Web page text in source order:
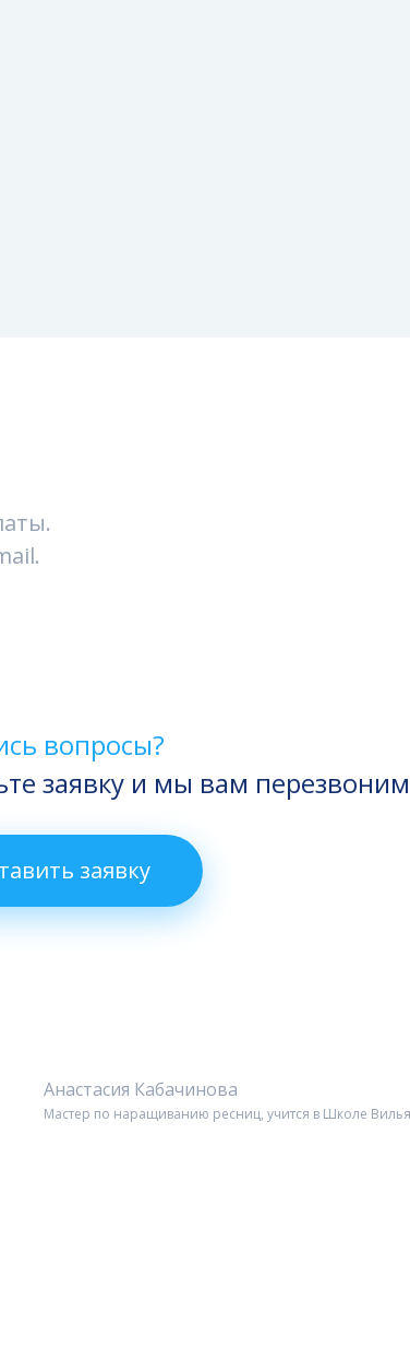
вопросы?
заявку и мы вам перезвоним
заявку
Анастасия Кабачинова
Мастер по наращиванию ресниц, учится в Школе